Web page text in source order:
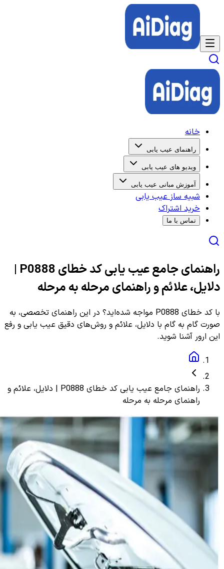
خانه
راهنمای عیب یابی
ویدیو های عیب یابی
آموزش مبانی عیب یابی
شبیه ساز عیب یابی
خرید اشتراک
تماس با ما
راهنمای جامع عیب یابی کد خطای P0888 |
دلایل، علائم و راهنمای مرحله به مرحله
با کد خطای P0888 مواجه شده‌اید؟ در این راهنمای تخصصی، به
صورت گام به گام با دلایل، علائم و روش‌های دقیق عیب یابی و رفع
این ارور آشنا شوید.
راهنمای جامع عیب یابی کد خطای P0888 | دلایل، علائم و
راهنمای مرحله به مرحله